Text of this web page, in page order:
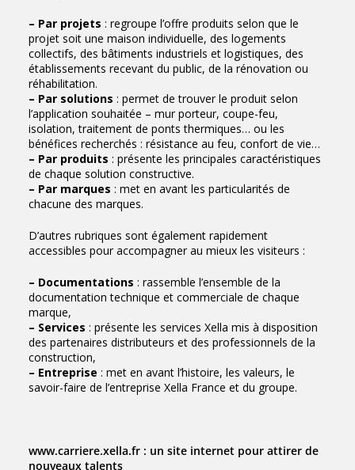
– Par projets : regroupe l’offre produits selon que le
projet soit une maison individuelle, des logements
collectifs, des bâtiments industriels et logistiques, des
établissements recevant du public, de la rénovation ou
réhabilitation.
– Par solutions : permet de trouver le produit selon
l’application souhaitée – mur porteur, coupe-feu,
isolation, traitement de ponts thermiques… ou les
bénéfices recherchés : résistance au feu, confort de vie…
– Par produits : présente les principales caractéristiques
de chaque solution constructive.
– Par marques : met en avant les particularités de
chacune des marques.
D’autres rubriques sont également rapidement
accessibles pour accompagner au mieux les visiteurs :
– Documentations : rassemble l’ensemble de la
documentation technique et commerciale de chaque
marque,
– Services : présente les services Xella mis à disposition
des partenaires distributeurs et des professionnels de la
construction,
– Entreprise : met en avant l’histoire, les valeurs, le
savoir-faire de l’entreprise Xella France et du groupe.
www.carriere.xella.fr : un site internet pour attirer de
nouveaux talents